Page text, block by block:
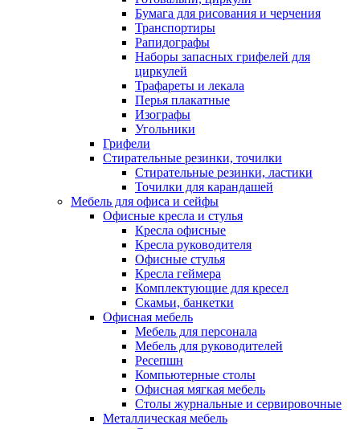
Бумага для рисования и черчения
Транспортиры
Рапидографы
Наборы запасных грифелей для
циркулей
Трафареты и лекала
Перья плакатные
Изографы
Угольники
Грифели
Стирательные резинки, точилки
Стирательные резинки, ластики
Точилки для карандашей
Мебель для офиса и сейфы
Офисные кресла и стулья
Кресла офисные
Кресла руководителя
Офисные стулья
Кресла геймера
Комплектующие для кресел
Скамьи, банкетки
Офисная мебель
Мебель для персонала
Мебель для руководителей
Ресепшн
Компьютерные столы
Офисная мягкая мебель
Столы журнальные и сервировочные
Металлическая мебель